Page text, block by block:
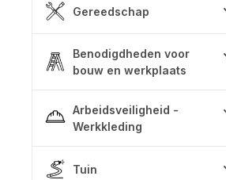
Gereedschap
Benodigdheden voor
bouw en werkplaats
Arbeidsveiligheid -
Werkkleding
Tuin